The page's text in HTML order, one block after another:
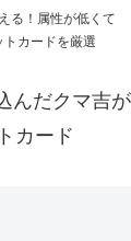
る！属性が低くて
カードを厳選
んだクマ吉が
カード